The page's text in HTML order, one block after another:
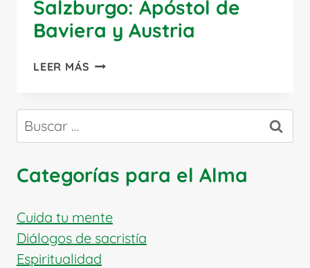
Salzburgo: Apóstol de
Baviera y Austria
LEER MÁS SAN
SALZBURGO:
DE
Y
Buscar:
Categorías para el Alma
Cuida tu mente
Diálogos de sacristía
Espiritualidad